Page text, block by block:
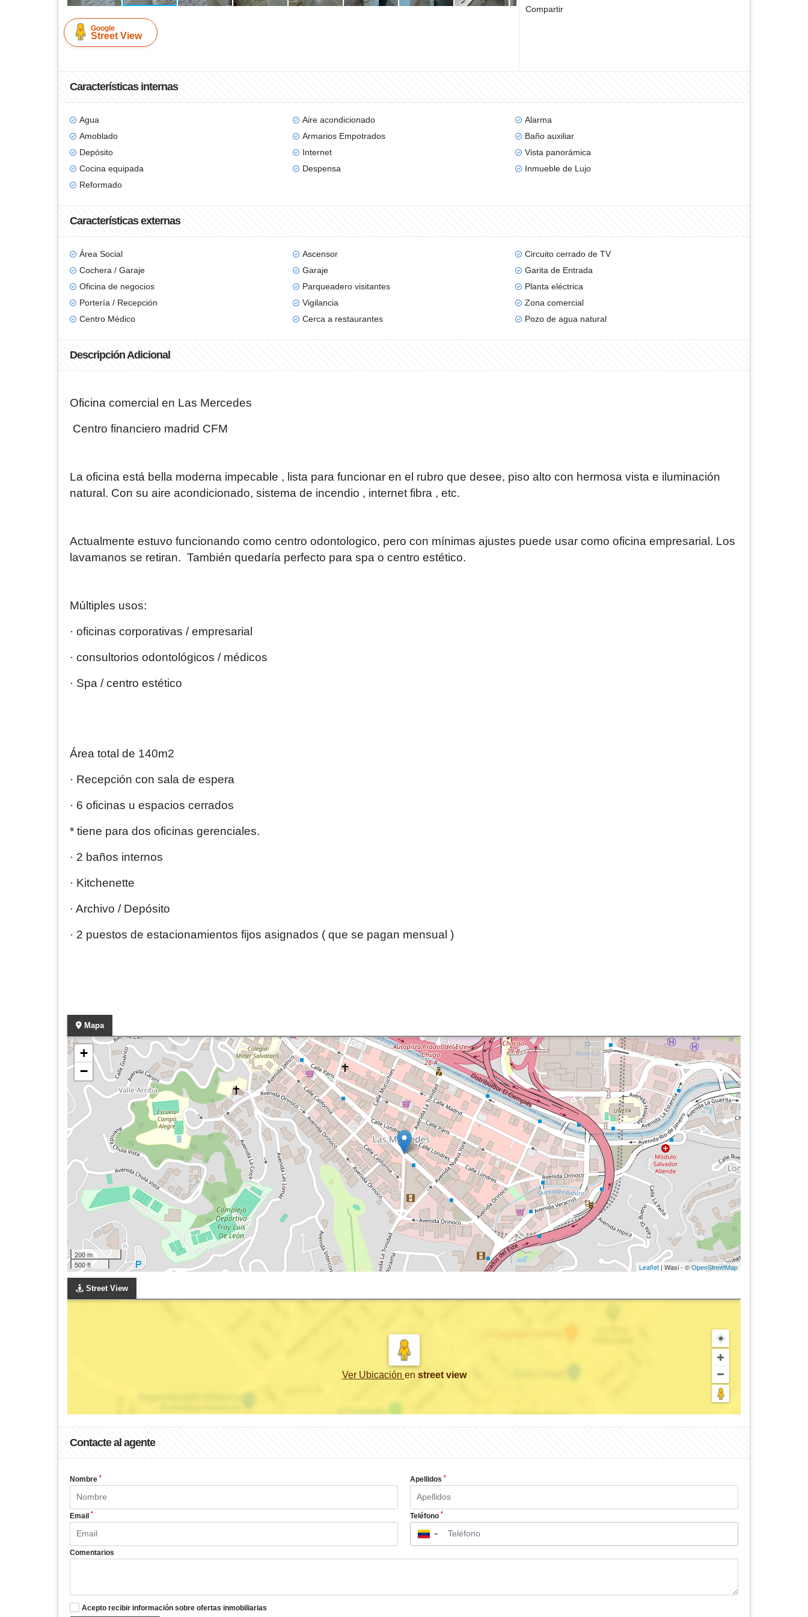
Google
Street View
Compartir
Características internas
Agua Aire acondicionado
Alarma
Amoblado
Armarios Empotrados
Baño auxiliar
Depósito
Internet
Vista panorámica
Cocina equipada
Despensa
Inmueble de Lujo
Reformado
Características externas
Área Social Ascensor
Circuito cerrado de TV
Cochera / Garaje
Garaje
Garita de Entrada
Oficina de negocios
Parqueadero visitantes
Planta eléctrica
Portería / Recepción
Vigilancia
Zona comercial
Centro Médico
Cerca a restaurantes Pozo de agua natural
Descripción Adicional
Oficina comercial en Las Mercedes
Centro financiero madrid CFM
La oficina está bella moderna impecable , lista para funcionar en el rubro que desee, piso alto con hermosa vista e iluminación
natural. Con su aire acondicionado, sistema de incendio , internet fibra , etc.
Actualmente estuvo funcionando como centro odontologico, pero con mínimas ajustes puede usar como oficina empresarial. Los
lavamanos se retiran. También quedaría perfecto para spa o centro estético.
Múltiples usos:
· oficinas corporativas / empresarial
· ⁠consultorios odontológicos / médicos
· ⁠Spa / centro estético
Área total de 140m2
· Recepción con sala de espera
· 6 oficinas u espacios cerrados
* tiene para dos oficinas gerenciales.
· ⁠2 baños internos
· ⁠Kitchenette
· ⁠Archivo / Depósito
· 2 puestos de estacionamientos fijos asignados ( que se pagan mensual )
Mapa
+
−
200 m
500 ft
Leaflet | Wasi - ©OpenStreetMap
Street View
Ver Ubicación en street view
Contacte al agente
Nombre * Apellidos *
Email * Teléfono *
▼
Comentarios
Acepto recibir información sobre ofertas inmobiliarias